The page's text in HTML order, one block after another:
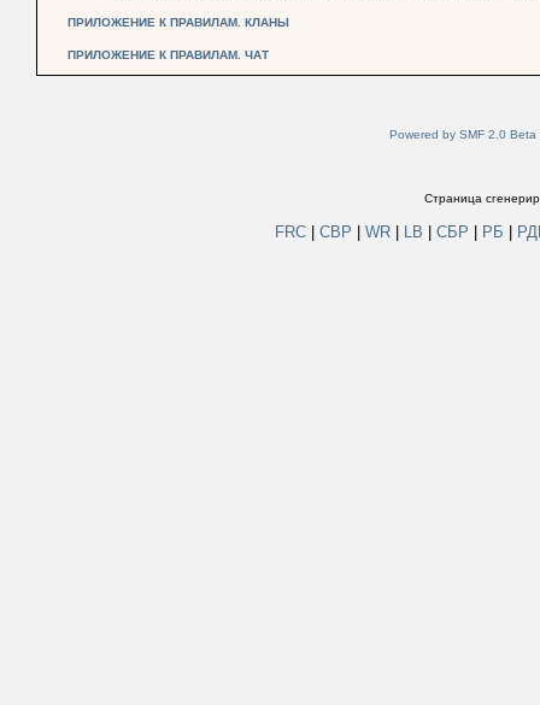
ПРИЛОЖЕНИЕ К ПРАВИЛАМ. КЛАНЫ
ПРИЛОЖЕНИЕ К ПРАВИЛАМ. ЧАТ
Powered by SMF 2.0 Beta
Страница
FRC СВР WR LB СБР РБ